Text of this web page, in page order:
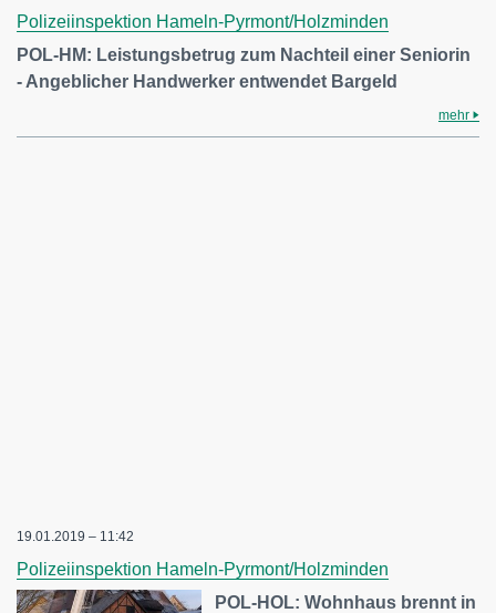
Polizeiinspektion Hameln-Pyrmont/Holzminden
POL-HM: Leistungsbetrug zum Nachteil einer Seniorin
- Angeblicher Handwerker entwendet Bargeld
mehr
19.01.2019 – 11:42
Polizeiinspektion Hameln-Pyrmont/Holzminden
POL-HOL: Wohnhaus brennt in